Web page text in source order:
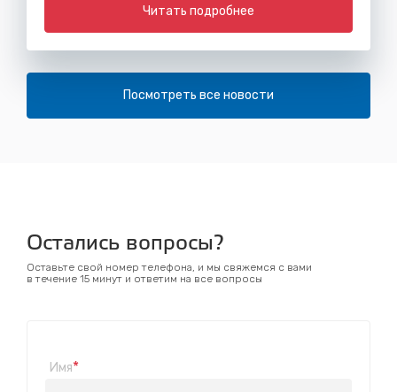
Читать подробнее
Посмотреть все новости
Остались вопросы?
Оставьте свой номер телефона, и мы свяжемся с вами
в течение 15 минут и ответим на все вопросы
Имя*